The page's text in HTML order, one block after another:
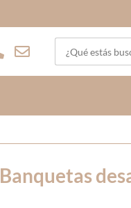
Banquetas